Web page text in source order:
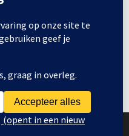
28 29
30
WordPress | Thema: